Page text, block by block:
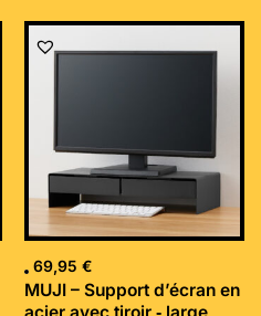
69,95 €
MUJI – Support d’écran en